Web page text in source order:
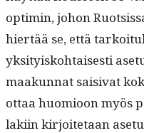
opti­min, johon
hiertää se, että
yksi­tyisko­htais­es­ti
maakun­nat saisi­vat
ottaa huomioon myös
laki­in kir­joite­taan